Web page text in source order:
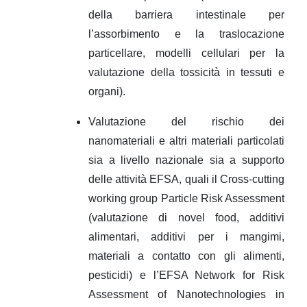
della barriera intestinale per
l’assorbimento e la traslocazione
particellare, modelli cellulari per la
valutazione della tossicità in tessuti e
organi).
Valutazione del rischio dei
nanomateriali e altri materiali particolati
sia a livello nazionale sia a supporto
delle attività EFSA, quali il Cross-cutting
working group Particle Risk Assessment
(valutazione di novel food, additivi
alimentari, additivi per i mangimi,
materiali a contatto con gli alimenti,
pesticidi) e l’EFSA Network for Risk
Assessment of Nanotechnologies in